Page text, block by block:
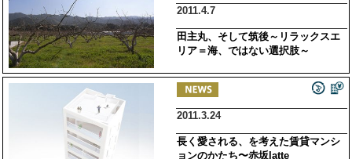
2011.4.7
田主丸、そして筑後～リラックスエ
リア＝海、ではない選択肢～
2011.3.24
長く愛される、を考えた賃貸マンシ
ョンのかたち〜赤坂latte